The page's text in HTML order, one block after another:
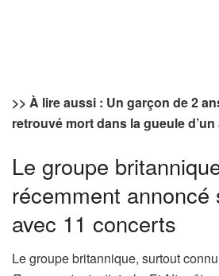
>> À lire aussi : Un garçon de 2
retrouvé mort dans la gueule
Le groupe
récemment annoncé
avec 11 concerts
Le groupe britannique, surtout